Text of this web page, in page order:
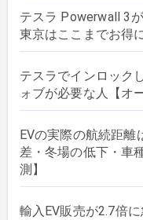
テスラ Powerwall 3
東京はここまでお得
テスラでインロック
ォブが必要な人【オ
EVの実際の航続距
差・冬場の低下・車
測】
輸入EV販売が2.7倍